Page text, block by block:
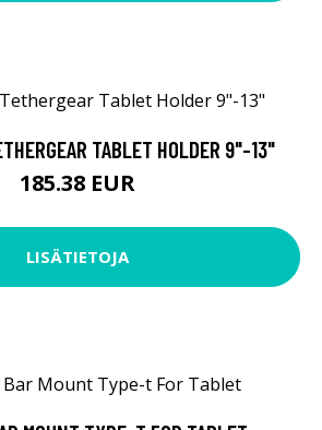
TABLET HOLDER 9"-13"
185.38 EUR
LISÄTIETOJA